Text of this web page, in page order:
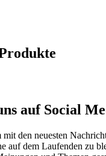
auf Social
den neuesten
auf dem Laufenden zu